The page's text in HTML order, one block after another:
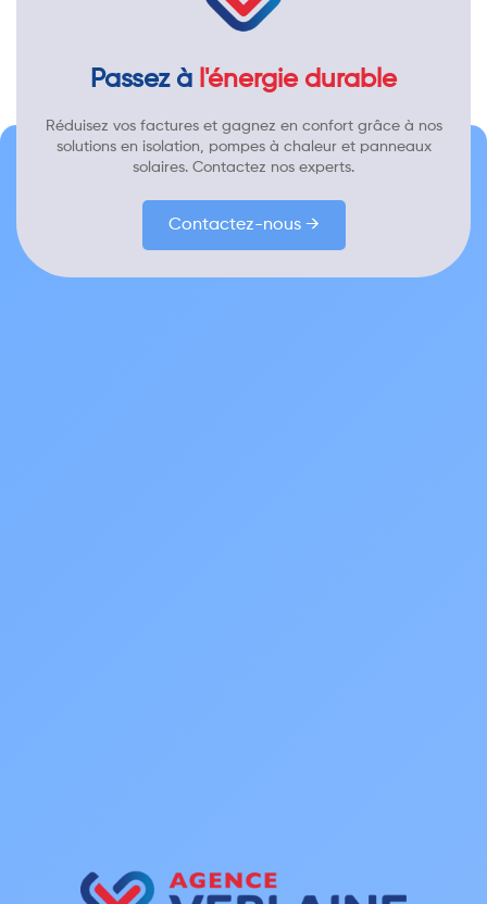
Passez à l'énergie durable
Réduisez vos factures et gagnez en confort grâce à nos
solutions en isolation, pompes à chaleur et panneaux
solaires. Contactez nos experts.
Contactez-nous →